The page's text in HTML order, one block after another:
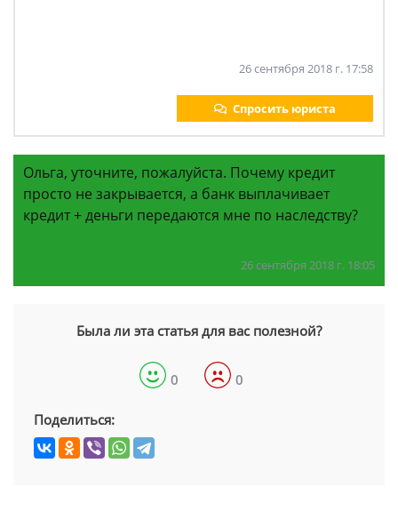
26 сентября 2018 г. 17:58
Спросить юриста
Ольга, уточните, пожалуйста. Почему кредит
просто не закрывается, а банк выплачивает
кредит + деньги передаются мне по наследству?
26 сентября 2018 г. 18:05
Была ли эта статья для вас полезной?
0 0
Поделиться: